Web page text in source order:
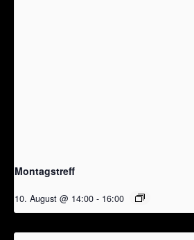
Montagstreff
10. August @ 14:00 - 16:00